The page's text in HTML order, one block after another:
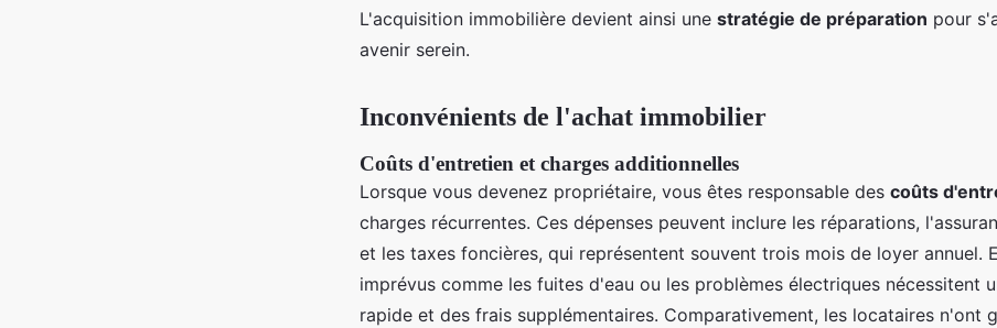
L'acquisition immobilière devient ainsi une stratégie de préparation pour
avenir serein.
Inconvénients de l'achat immobilier
Coûts d'entretien et charges additionnelles
Lorsque vous devenez propriétaire, vous êtes responsable des coûts
charges récurrentes. Ces dépenses peuvent inclure les réparations,
et les taxes foncières, qui représentent souvent trois mois de loyer annuel.
imprévus comme les fuites d'eau ou les problèmes électriques nécessitent
rapide et des frais supplémentaires. Comparativement, les locataires n'ont